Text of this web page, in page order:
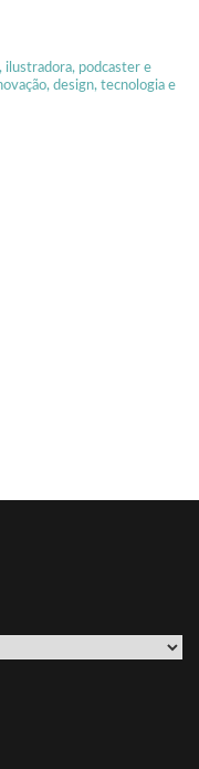
podcaster e
design, tecnologia e